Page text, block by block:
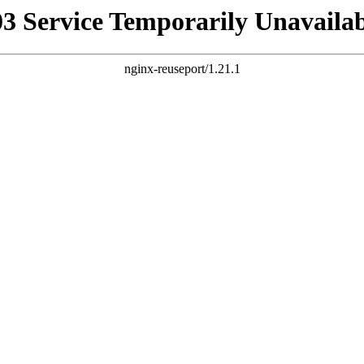
Service Temporarily
nginx-reuseport/1.21.1